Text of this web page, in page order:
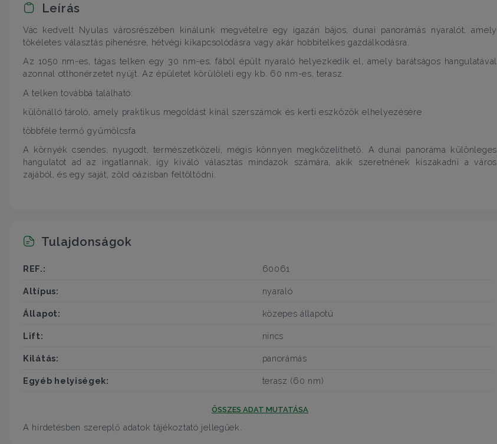
Leírás
Vác kedvelt Nyulas városrészében kínálunk megvételre egy igazán bájos, dunai panorámás nyaralót, amely
tökéletes választás pihenésre, hétvégi kikapcsolódásra vagy akár hobbitelkes gazdálkodásra.
Az 1050 nm-es, tágas telken egy 30 nm-es, fából épült nyaraló helyezkedik el, amely barátságos hangulatával
azonnal otthonérzetet nyújt. Az épületet körülöleli egy kb. 60 nm-es, terasz.
A telken továbbá található:
különálló tároló, amely praktikus megoldást kínál szerszámok és kerti eszközök elhelyezésére
többféle termő gyümölcsfa
A környék csendes, nyugodt, természetközeli, mégis könnyen megközelíthető. A dunai panoráma különleges
hangulatot ad az ingatlannak, így kiváló választás mindazok számára, akik szeretnének kiszakadni a város
zajából, és egy saját, zöld oázisban feltöltődni.
Tulajdonságok
REF.: 60061
Altípus: nyaraló
Állapot: közepes állapotú
Lift: nincs
Kilátás: panorámás
Egyéb helyiségek: terasz (60 nm)
ÖSSZES ADAT MUTATÁSA
A hirdetésben szereplő adatok tájékoztató jellegűek.